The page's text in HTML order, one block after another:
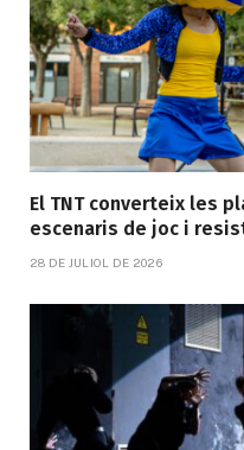
El TNT converteix les
escenaris de joc i
28 DE JULIOL DE 2026